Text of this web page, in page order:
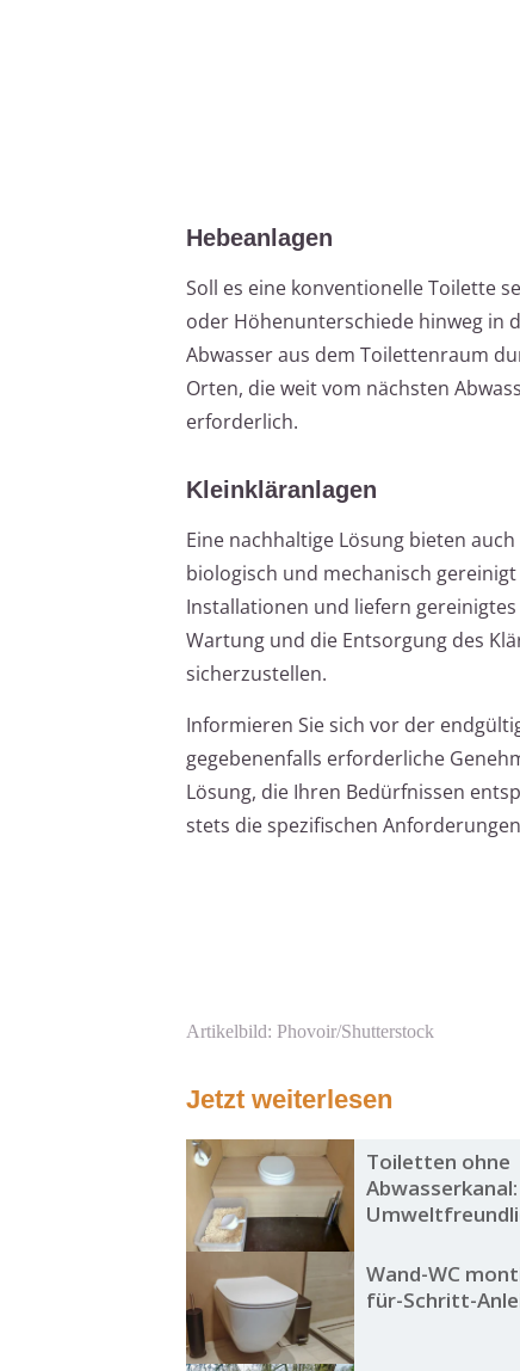
Hebeanlagen
Soll es eine konventionelle Toilette
oder Höhenunterschiede hinweg in
Abwasser aus dem Toilettenraum
Orten, die weit vom nächsten
erforderlich.
Kleinkläranlagen
Eine nachhaltige Lösung bieten
biologisch und mechanisch
Installationen und liefern
Wartung und die Entsorgung des
sicherzustellen.
Informieren Sie sich vor der
gegebenenfalls erforderliche
Lösung, die Ihren Bedürfnissen
stets die spezifischen
Artikelbild: Phovoir/Shutterstock
Jetzt weiterlesen
Toiletten ohne
Abwasserkanal:
Wand-WC
für-Schritt-